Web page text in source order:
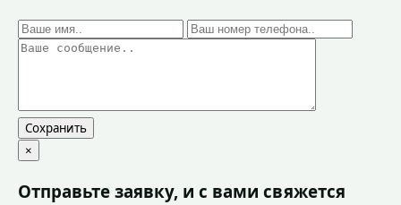
Сохранить
×
Отправьте заявку, и с вами свяжется